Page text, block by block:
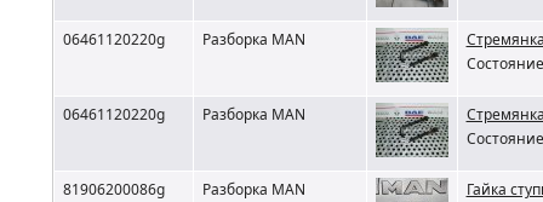
06461120220g Разборка MAN
06461120220g Разборка MAN
81906200086g Разборка MAN
Гайка